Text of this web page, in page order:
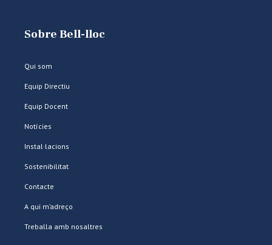
Sobre Bell-lloc
Qui som
Equip Directiu
Equip Docent
Notícies
Instal·lacions
Sostenibilitat
Contacte
A qui m’adreço
Treballa amb nosaltres